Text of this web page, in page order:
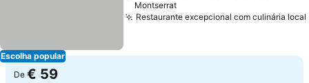
Escolha popular
Montserrat
Restaurante excepcional com culinária local
De € 59